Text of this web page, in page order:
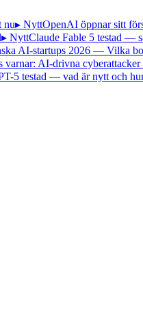
nu▸ NyttOpenAI öppnar sitt
▸ NyttClaude Fable 5 testad —
AI-startups 2026 — Vilka
varnar: AI-drivna cyberattacker
5 testad — vad är nytt och